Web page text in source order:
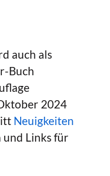
auch als
Buch
2024
Neuigkeiten
Links für